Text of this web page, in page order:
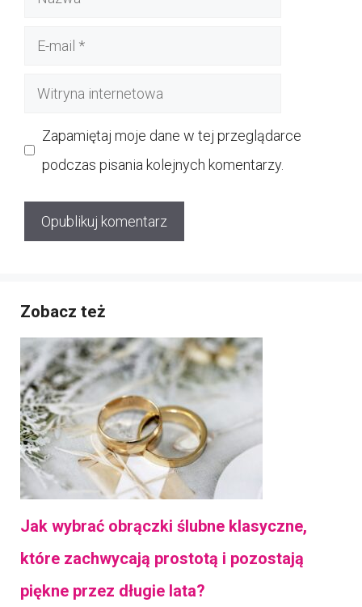
Witryna
Zapamiętaj moje dane w tej przeglądarce
podczas pisania kolejnych komentarzy.
Zobacz też
Jak wybrać obrączki ślubne klasyczne,
które zachwycają prostotą i pozostają
piękne przez długie lata?